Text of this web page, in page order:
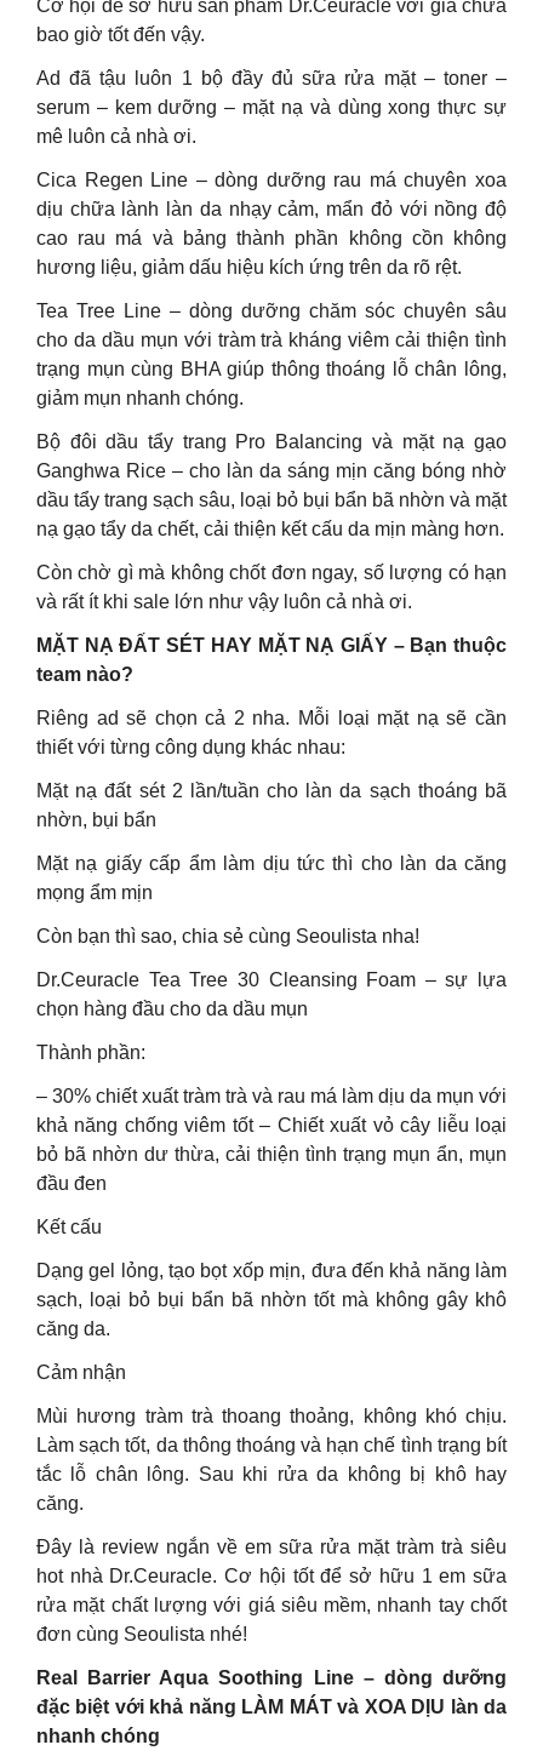
Cơ hội để sở hữu sản phẩm Dr.Ceuracle với giá chưa
bao giờ tốt đến vậy.
Ad đã tậu luôn 1 bộ đầy đủ sữa rửa mặt – toner –
serum – kem dưỡng – mặt nạ và dùng xong thực sự
mê luôn cả nhà ơi.
Cica Regen Line – dòng dưỡng rau má chuyên xoa
dịu chữa lành làn da nhạy cảm, mẩn đỏ với nồng độ
cao rau má và bảng thành phần không cồn không
hương liệu, giảm dấu hiệu kích ứng trên da rõ rệt.
Tea Tree Line – dòng dưỡng chăm sóc chuyên sâu
cho da dầu mụn với tràm trà kháng viêm cải thiện tình
trạng mụn cùng BHA giúp thông thoáng lỗ chân lông,
giảm mụn nhanh chóng.
Bộ đôi dầu tẩy trang Pro Balancing và mặt nạ gạo
Ganghwa Rice – cho làn da sáng mịn căng bóng nhờ
dầu tẩy trang sạch sâu, loại bỏ bụi bẩn bã nhờn và mặt
nạ gạo tẩy da chết, cải thiện kết cấu da mịn màng hơn.
Còn chờ gì mà không chốt đơn ngay, số lượng có hạn
và rất ít khi sale lớn như vậy luôn cả nhà ơi.
MẶT NẠ ĐẤT SÉT HAY MẶT NẠ GIẤY – Bạn thuộc
team nào?
Riêng ad sẽ chọn cả 2 nha. Mỗi loại mặt nạ sẽ cần
thiết với từng công dụng khác nhau:
Mặt nạ đất sét 2 lần/tuần cho làn da sạch thoáng bã
nhờn, bụi bẩn
Mặt nạ giấy cấp ẩm làm dịu tức thì cho làn da căng
mọng ẩm mịn
Còn bạn thì sao, chia sẻ cùng Seoulista nha!
Dr.Ceuracle Tea Tree 30 Cleansing Foam – sự lựa
chọn hàng đầu cho da dầu mụn
Thành phần:
– 30% chiết xuất tràm trà và rau má làm dịu da mụn với
khả năng chống viêm tốt – Chiết xuất vỏ cây liễu loại
bỏ bã nhờn dư thừa, cải thiện tình trạng mụn ẩn, mụn
đầu đen
Kết cấu
Dạng gel lỏng, tạo bọt xốp mịn, đưa đến khả năng làm
sạch, loại bỏ bụi bẩn bã nhờn tốt mà không gây khô
căng da.
Cảm nhận
Mùi hương tràm trà thoang thoảng, không khó chịu.
Làm sạch tốt, da thông thoáng và hạn chế tình trạng bít
tắc lỗ chân lông. Sau khi rửa da không bị khô hay
căng.
Đây là review ngắn về em sữa rửa mặt tràm trà siêu
hot nhà Dr.Ceuracle. Cơ hội tốt để sở hữu 1 em sữa
rửa mặt chất lượng với giá siêu mềm, nhanh tay chốt
đơn cùng Seoulista nhé!
Real Barrier Aqua Soothing Line – dòng dưỡng
đặc biệt với khả năng LÀM MÁT và XOA DỊU làn da
nhanh chóng